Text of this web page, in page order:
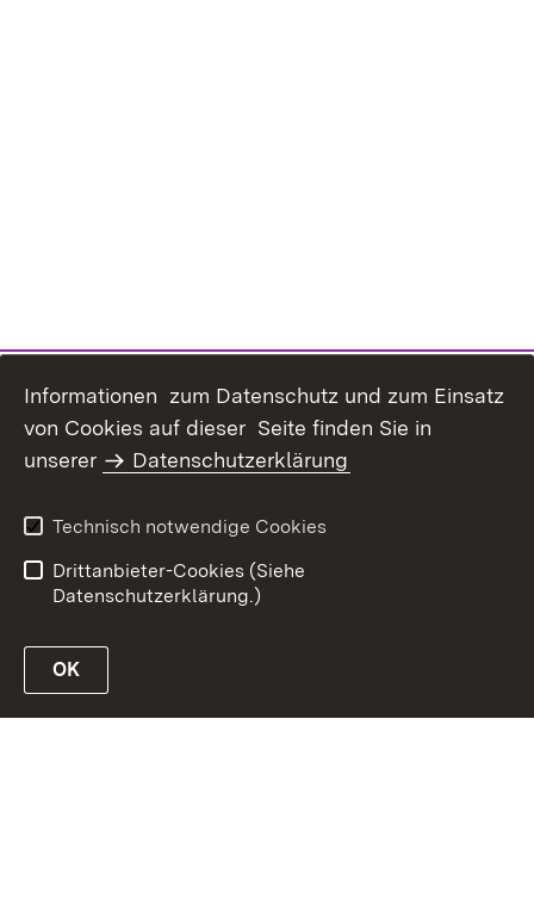
Informationen zum Datenschutz und zum Einsatz
von Cookies auf dieser Seite finden Sie in
unserer
Datenschutzerklärung
Technisch notwendige Cookies
Drittanbieter-Cookies (Siehe
Datenschutzerklärung.)
OK